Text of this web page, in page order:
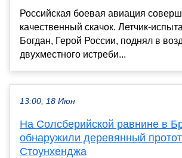
Российская боевая авиация
качественный скачок. Летчик-
Богдан, Герой России, поднял в
двухместного истреби...
13:00, 18 Июн
На Солсберийской равнине в
обнаружили деревянный
Стоунхенджа